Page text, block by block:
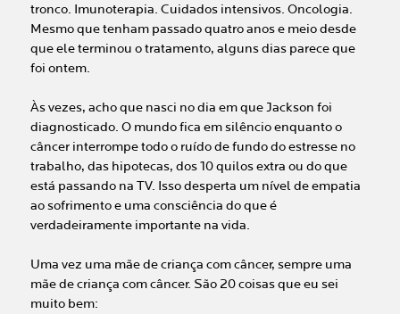
tronco. Imunoterapia. Cuidados intensivos. Oncologia.
Mesmo que tenham passado quatro anos e meio desde
que ele terminou o tratamento, alguns dias parece que
foi ontem.
Às vezes, acho que nasci no dia em que Jackson foi
diagnosticado. O mundo fica em silêncio enquanto o
câncer interrompe todo o ruído de fundo do estresse no
trabalho, das hipotecas, dos 10 quilos extra ou do que
está passando na TV. Isso desperta um nível de empatia
ao sofrimento e uma consciência do que é
verdadeiramente importante na vida.
Uma vez uma mãe de criança com câncer, sempre uma
mãe de criança com câncer. São 20 coisas que eu sei
muito bem: